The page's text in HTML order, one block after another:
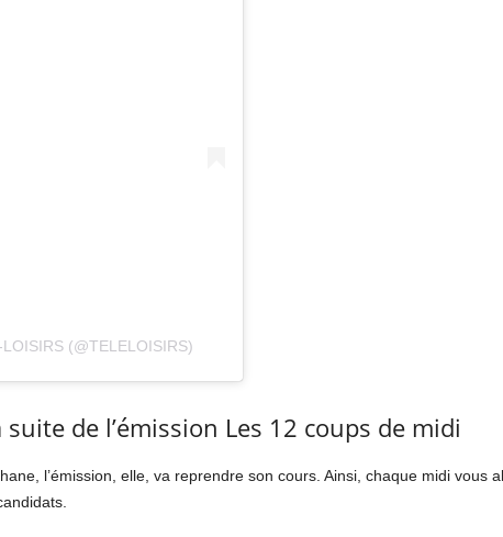
(@TELELOISIRS)
de l’émission Les 12 coups de midi
l’émission, elle, va reprendre son cours. Ainsi, chaque midi vous